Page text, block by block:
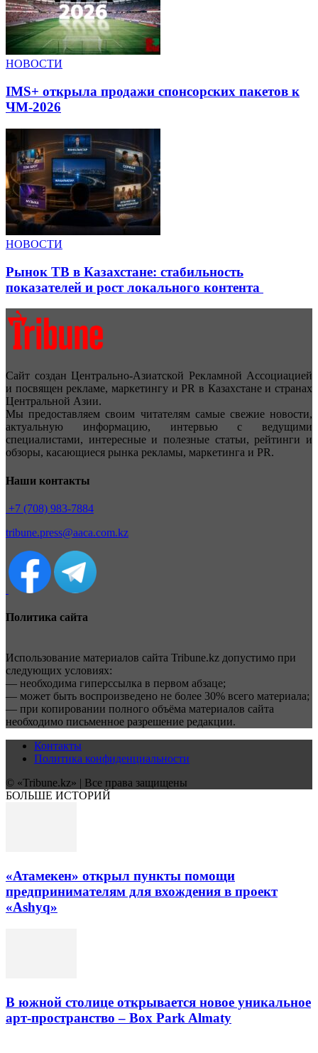
НОВОСТИ
IMS+ открыла продажи спонсорских пакетов к
ЧМ-2026
НОВОСТИ
Рынок ТВ в Казахстане: стабильность
показателей и рост локального контента
Сайт создан Центрально-Азиатской Рекламной Ассоциацией
и посвящен рекламе, маркетингу и PR в Казахстане и странах
Центральной Азии.
Мы предоставляем своим читателям самые свежие новости,
актуальную информацию, интервью с ведущими
специалистами, интересные и полезные статьи, рейтинги и
обзоры, касающиеся рынка рекламы, маркетинга и PR.
Наши контакты
+7 (708) 983-7884
tribune.press@aaca.com.kz
Политика сайта
Использование материалов сайта Tribune.kz допустимо при
следующих условиях:
— необходима гиперссылка в первом абзаце;
— может быть воспроизведено не более 30% всего материала;
— при копировании полного объёма материалов сайта
необходимо письменное разрешение редакции.
Контакты
Политика конфиденциальности
© «Tribune.kz» | Все права защищены
БОЛЬШЕ ИСТОРИЙ
«Атамекен» открыл пункты помощи
предпринимателям для вхождения в проект
«Ashyq»
В южной столице открывается новое уникальное
арт-пространство – Box Park Almaty